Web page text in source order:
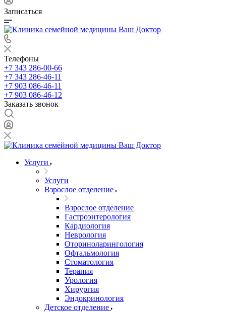
Записаться
Телефоны
+7 343 286-00-66
+7 343 286-46-11
+7 903 086-46-11
+7 903 086-46-12
Заказать звонок
Услуги
Услуги
Взрослое отделение
Взрослое отделение
Гастроэнтерология
Кардиология
Неврология
Оториноларингология
Офтальмология
Стоматология
Терапия
Урология
Хирургия
Эндокринология
Детское отделение